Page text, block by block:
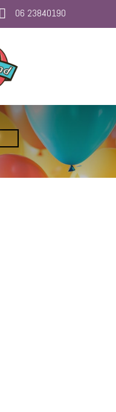
06 23840190